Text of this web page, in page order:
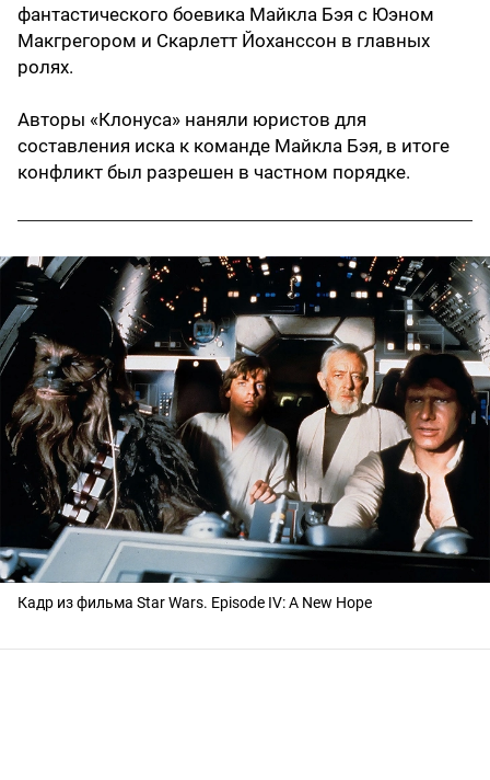
фантастического боевика Майкла Бэя с Юэном
Макгрегором и Скарлетт Йоханссон в главных
ролях.
Авторы «Клонуса» наняли юристов для
составления иска к команде Майкла Бэя, в итоге
конфликт был разрешен в частном порядке.
Кадр из фильма Star Wars. Episode IV: A New Hope